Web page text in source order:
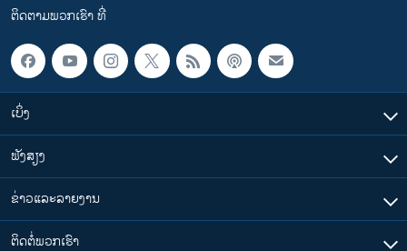
ຕິດຕາມພວກເຮົາ ທີ່
ເບິ່ງ
ຟັງສຽງ
ຂ່າວແລະລາຍງານ
ຕິດຕໍ່ພວກເຮົາ